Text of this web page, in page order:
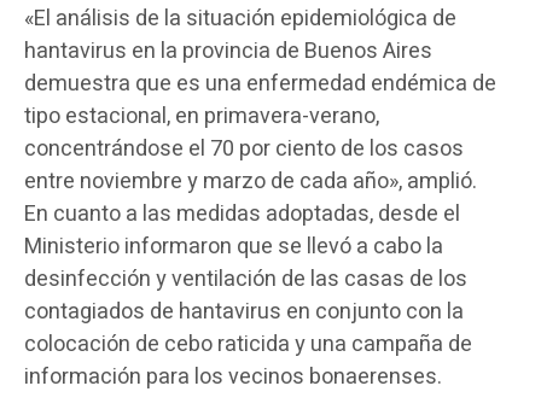
«El análisis de la situación epidemiológica de
hantavirus en la provincia de Buenos Aires
demuestra que es una enfermedad endémica de
tipo estacional, en primavera-verano,
concentrándose el 70 por ciento de los casos
entre noviembre y marzo de cada año», amplió.
En cuanto a las medidas adoptadas, desde el
Ministerio informaron que se llevó a cabo la
desinfección y ventilación de las casas de los
contagiados de hantavirus en conjunto con la
colocación de cebo raticida y una campaña de
información para los vecinos bonaerenses.